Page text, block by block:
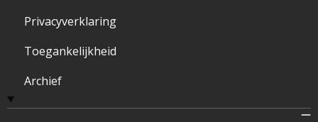
Privacyverklaring
Toegankelijkheid
Archief